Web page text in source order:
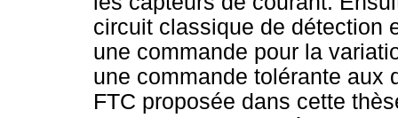
circuit classique de détection
une commande pour la
une commande tolérante aux
FTC proposée dans cette